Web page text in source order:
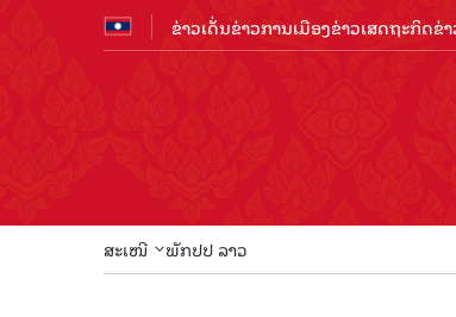
ຂ່າວເດັ່ນຂ່າວການເມືອງຂ່າວເສດຖະກິດຂ່
ສະເໜີ ພັກປປ ລາວ